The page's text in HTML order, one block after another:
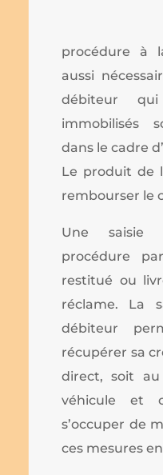
La
procédure à
aussi
débiteur
immobilisés
dans le cadre
Le produit de
rembourser le
Une saisie
procédure
restitué ou
réclame. La
débiteur
récupérer sa
direct, soit
véhicule et
s’occuper de
ces mesures